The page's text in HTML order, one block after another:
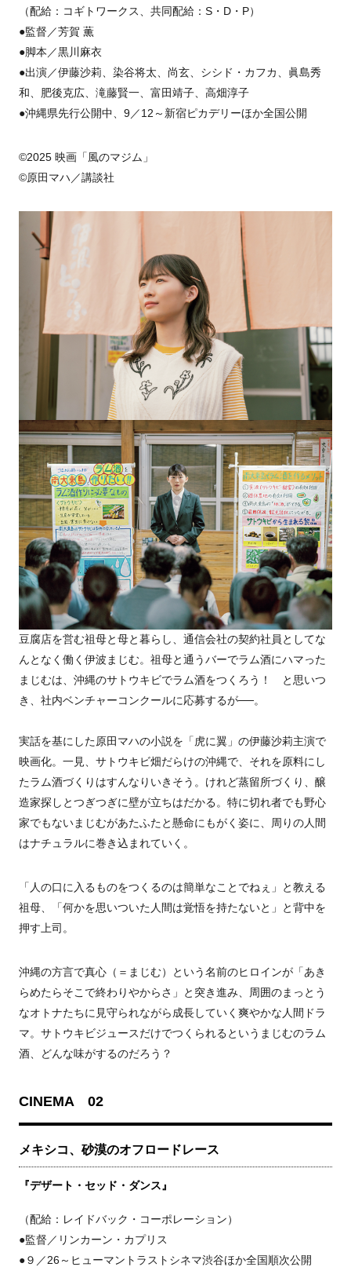
（配給：コギトワークス、共同配給：S・D・P）
●監督／芳賀 薫
●脚本／黒川麻衣
●出演／伊藤沙莉、染谷将太、尚玄、シシド・カフカ、眞島秀
和、肥後克広、滝藤賢一、富田靖子、高畑淳子
●沖縄県先行公開中、9／12～新宿ピカデリーほか全国公開
©2025 映画「風のマジム」
©原田マハ／講談社
豆腐店を営む祖母と母と暮らし、通信会社の契約社員としてな
んとなく働く伊波まじむ。祖母と通うバーでラム酒にハマった
まじむは、沖縄のサトウキビでラム酒をつくろう！ と思いつ
き、社内ベンチャーコンクールに応募するが──。
実話を基にした原田マハの小説を「虎に翼」の伊藤沙莉主演で
映画化。一見、サトウキビ畑だらけの沖縄で、それを原料にし
たラム酒づくりはすんなりいきそう。けれど蒸留所づくり、醸
造家探しとつぎつぎに壁が立ちはだかる。特に切れ者でも野心
家でもないまじむがあたふたと懸命にもがく姿に、周りの人間
はナチュラルに巻き込まれていく。
「人の口に入るものをつくるのは簡単なことでねぇ」と教える
祖母、「何かを思いついた人間は覚悟を持たないと」と背中を
押す上司。
沖縄の方言で真心（＝まじむ）という名前のヒロインが「あき
らめたらそこで終わりやからさ」と突き進み、周囲のまっとう
なオトナたちに見守られながら成長していく爽やかな人間ドラ
マ。サトウキビジュースだけでつくられるというまじむのラム
酒、どんな味がするのだろう？
CINEMA 02
メキシコ、砂漠のオフロードレース
『デザート・セッド・ダンス』
（配給：レイドバック・コーポレーション）
●監督／リンカーン・カプリス
●９／26～ヒューマントラストシネマ渋谷ほか全国順次公開